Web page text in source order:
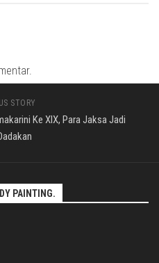
STORY
Ke XIX, Para Jaksa Jadi
PAINTING.